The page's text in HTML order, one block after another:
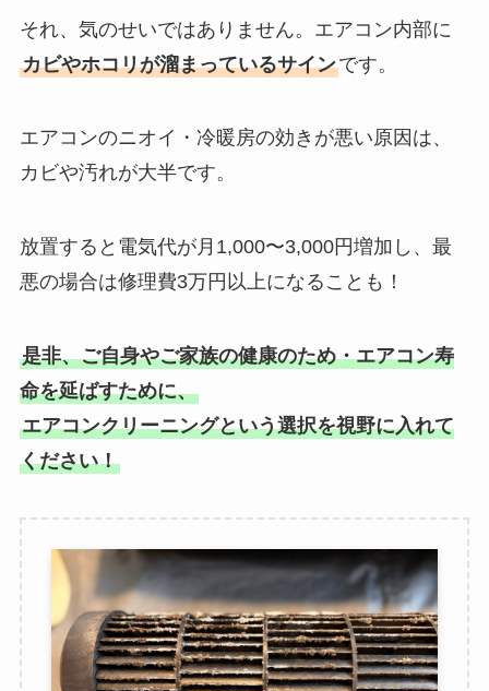
それ、気のせいではありません。エアコン内部に
カビやホコリが溜まっているサインです。
エアコンのニオイ・冷暖房の効きが悪い原因は、
カビや汚れが大半です。
放置すると電気代が月1,000〜3,000円増加し、最
悪の場合は修理費3万円以上になることも！
是非、ご自身やご家族の健康のため・エアコン寿
命を延ばすために、
エアコンクリーニングという選択を視野に入れて
ください！